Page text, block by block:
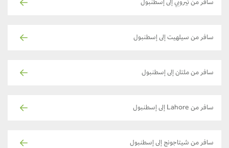
سافر من نيروبي إلى إسطنبول
سافر من سيلهيت إلى إسطنبول
سافر من ملتان إلى إسطنبول
سافر من Lahore إلى إسطنبول
سافر من شيتاجونج إلى إسطنبول